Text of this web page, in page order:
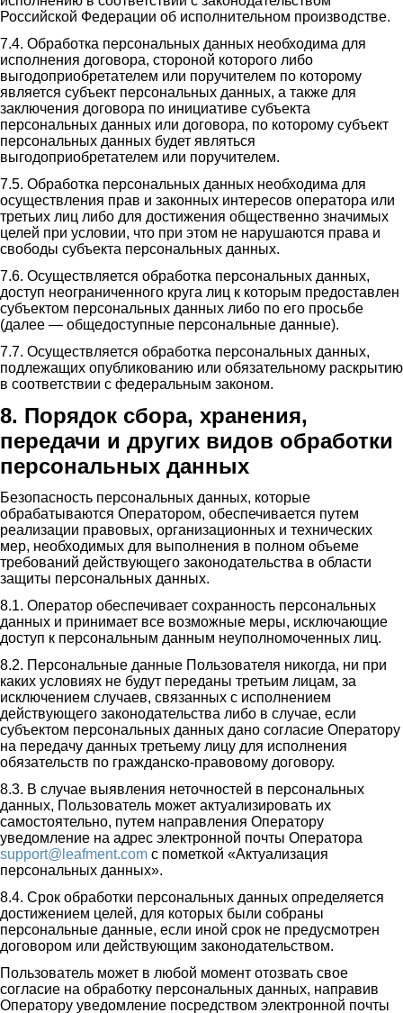
Российской Федерации об исполнительном производстве.
7.4. Обработка персональных данных необходима для
исполнения договора, стороной которого либо
выгодоприобретателем или поручителем по которому
является субъект персональных данных, а также для
заключения договора по инициативе субъекта
персональных данных или договора, по которому субъект
персональных данных будет являться
выгодоприобретателем или поручителем.
7.5. Обработка персональных данных необходима для
осуществления прав и законных интересов оператора или
третьих лиц либо для достижения общественно значимых
целей при условии, что при этом не нарушаются права и
свободы субъекта персональных данных.
7.6. Осуществляется обработка персональных данных,
доступ неограниченного круга лиц к которым предоставлен
субъектом персональных данных либо по его просьбе
(далее — общедоступные персональные данные).
7.7. Осуществляется обработка персональных данных,
подлежащих опубликованию или обязательному раскрытию
в соответствии с федеральным законом.
8. Порядок сбора, хранения,
передачи и других видов обработки
персональных данных
Безопасность персональных данных, которые
обрабатываются Оператором, обеспечивается путем
реализации правовых, организационных и технических
мер, необходимых для выполнения в полном объеме
требований действующего законодательства в области
защиты персональных данных.
8.1. Оператор обеспечивает сохранность персональных
данных и принимает все возможные меры, исключающие
доступ к персональным данным неуполномоченных лиц.
8.2. Персональные данные Пользователя никогда, ни при
каких условиях не будут переданы третьим лицам, за
исключением случаев, связанных с исполнением
действующего законодательства либо в случае, если
субъектом персональных данных дано согласие Оператору
на передачу данных третьему лицу для исполнения
обязательств по гражданско-правовому договору.
8.3. В случае выявления неточностей в персональных
данных, Пользователь может актуализировать их
самостоятельно, путем направления Оператору
уведомление на адрес электронной почты Оператора
support@leafment.com с пометкой «Актуализация
персональных данных».
8.4. Срок обработки персональных данных определяется
достижением целей, для которых были собраны
персональные данные, если иной срок не предусмотрен
договором или действующим законодательством.
Пользователь может в любой момент отозвать свое
согласие на обработку персональных данных, направив
Оператору уведомление посредством электронной почты